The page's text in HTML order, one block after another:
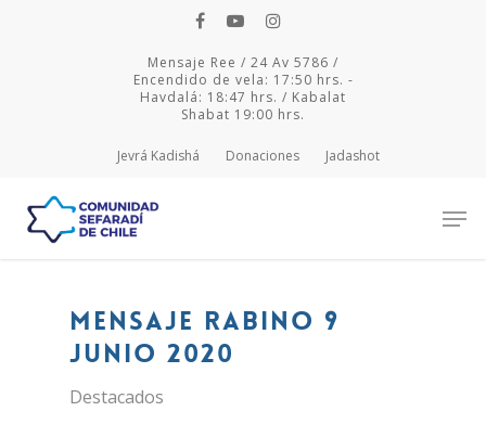
Mensaje Ree / 24 Av 5786 /
Encendido de vela: 17:50 hrs. -
Havdalá: 18:47 hrs. / Kabalat
Shabat 19:00 hrs.
Jevrá Kadishá Donaciones Jadashot
Hit enter to search or ESC to close
Mensaje Rabino 9
junio 2020
Destacados